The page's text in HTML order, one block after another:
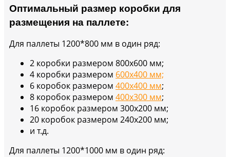
Оптимальный размер коробки для
размещения на паллете:
Для паллеты 1200*800 мм в один ряд:
2 коробки размером 800х600 мм;
4 коробки размером 600х400 мм;
6 коробок размером 400х400 мм;
8 коробок размером 400х300 мм;
16 коробок размером 300х200 мм;
20 коробок размером 240х200 мм;
и т.д.
Для паллеты 1200*1000 мм в один ряд: